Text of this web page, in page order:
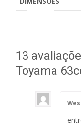
13
Toyama